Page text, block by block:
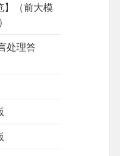
】（前大模
处理答